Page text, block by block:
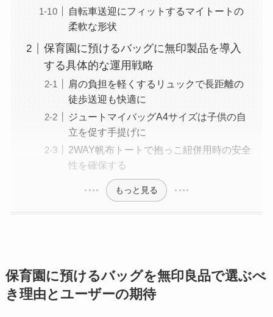
自転車送迎にフィットするマイトートの
柔軟な形状
保育園に預けるバッグに無印製品を導入
する具体的な運用戦略
肩の負担を軽くするリュックで長距離の
徒歩送迎も快適に
ジュートマイバッグA4サイズは子供の自
立を促す手提げに
2WAY帆布トートで抱っこ紐併用時の安全
性を確保する
もっと見る
保育園に預けるバッグを無印良品で選ぶべ
き理由とユーザーの期待